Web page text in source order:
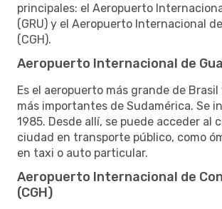
principales: el Aeropuerto
(GRU) y el Aeropuerto Internacional
(CGH).
Aeropuerto Internacional de
Es el aeropuerto más grande de
más importantes de Sudamérica. Se
1985. Desde allí, se puede acceder al
ciudad en transporte público, como
en taxi o auto particular.
Aeropuerto Internacional de
(CGH)